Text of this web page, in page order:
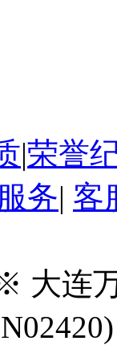
|荣誉
务| 客
大连